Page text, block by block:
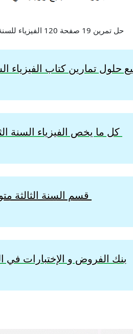
حلول تمارين كتاب الفيزياء
كل ما يخص الفيزياء السنة
قسم السنة الثالثة
بنك الفروض و الإختبارات في